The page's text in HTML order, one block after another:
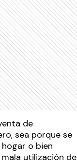
de
sea porque se
o bien
utilización de